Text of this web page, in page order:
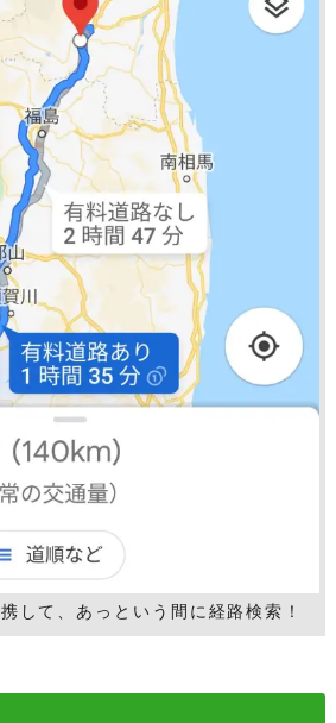
して、あっという間に経路検索！